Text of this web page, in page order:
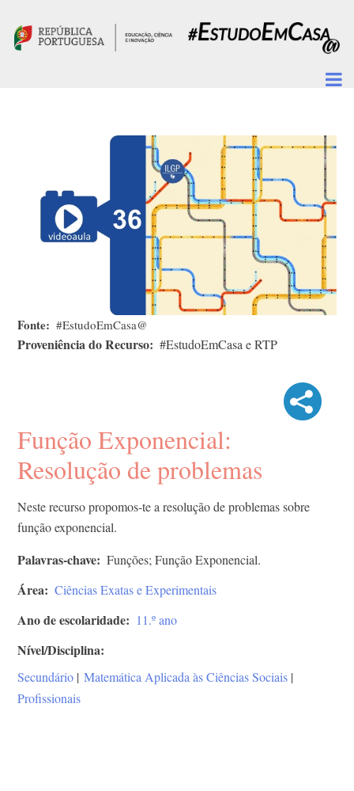
Fonte #EstudoEmCasa@
Proveniência do Recurso #EstudoEmCasa e RTP
Função Exponencial:
Resolução de problemas
Neste recurso propomos-te a resolução de problemas sobre
função exponencial.
Palavras-chave Funções; Função Exponencial.
Área Ciências Exatas e Experimentais
Ano de escolaridade 11.º ano
Nível/Disciplina
Secundário | Matemática Aplicada às Ciências Sociais |
Profissionais